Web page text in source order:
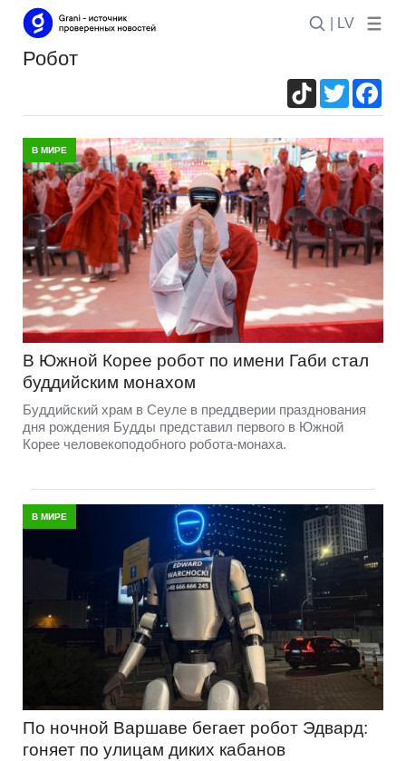
| LV
робот
TikTokTwitter
В МИРЕ
В Южной Корее робот по имени Габи стал
буддийским монахом
Буддийский храм в Сеуле в преддверии празднования
дня рождения Будды представил первого в Южной
Корее человекоподобного робота-монаха.
В МИРЕ
По ночной Варшаве бегает робот Эдвард:
гоняет по улицам диких кабанов